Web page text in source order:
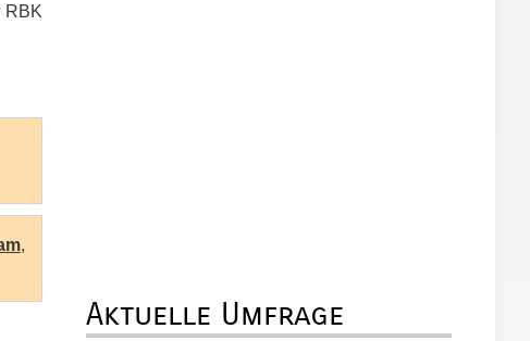
RBK
,
Aktuelle Umfrage